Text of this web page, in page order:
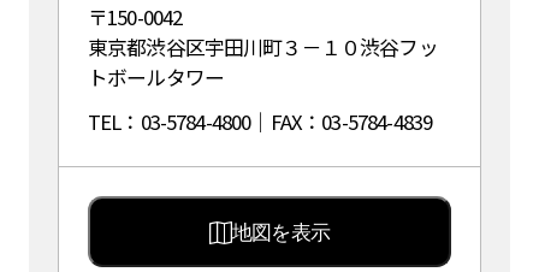
〒150-0042
東京都渋谷区宇田川町３－１０渋谷フッ
トボールタワー
TEL：03-5784-4800｜FAX：03-5784-4839
地図を表示